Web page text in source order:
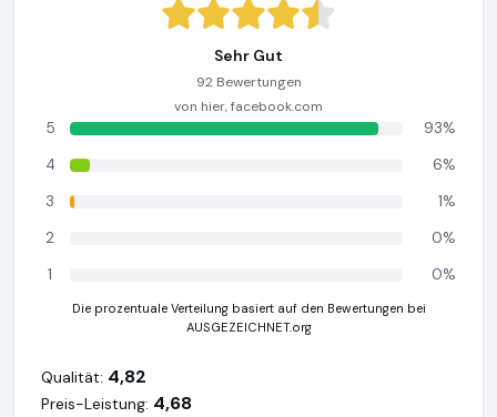
Sehr Gut
92 Bewertungen
von hier, facebook.com
5
93%
4
6%
3
1%
2
0%
1
0%
Die prozentuale Verteilung basiert auf den Bewertungen bei
AUSGEZEICHNET.org
Qualität: 4,82
Preis-Leistung: 4,68